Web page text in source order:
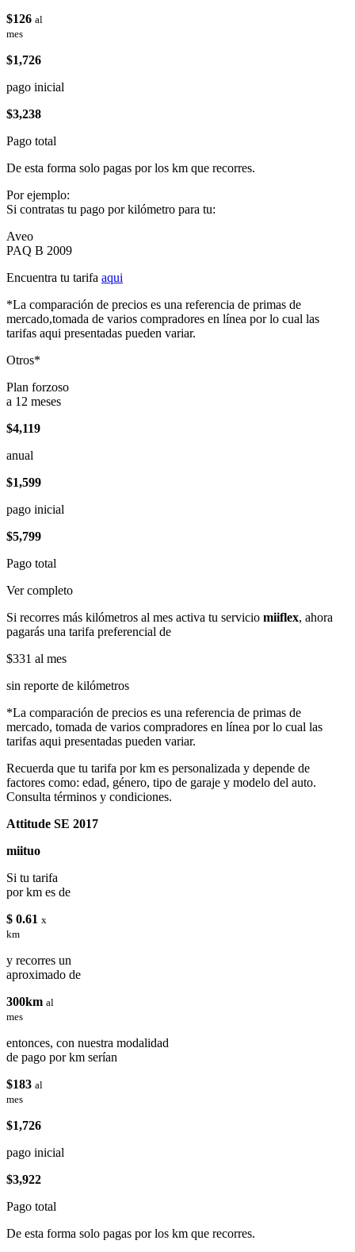
$126 al
mes
$1,726
pago inicial
$3,238
Pago total
De esta forma solo pagas por los km que recorres.
Por ejemplo:
Si contratas tu pago por kilómetro para tu:
Aveo
PAQ B 2009
Encuentra tu tarifa aqui
*La comparación de precios es una referencia de primas de
mercado,tomada de varios compradores en línea por lo cual las
tarifas aqui presentadas pueden variar.
Otros*
Plan forzoso
a 12 meses
$4,119
anual
$1,599
pago inicial
$5,799
Pago total
Ver completo
Si recorres más kilómetros al mes activa tu servicio miiflex, ahora
pagarás una tarifa preferencial de
$331 al mes
sin reporte de kilómetros
*La comparación de precios es una referencia de primas de
mercado, tomada de varios compradores en línea por lo cual las
tarifas aqui presentadas pueden variar.
Recuerda que tu tarifa por km es personalizada y depende de
factores como: edad, género, tipo de garaje y modelo del auto.
Consulta términos y condiciones.
Attitude SE 2017
miituo
Si tu tarifa
por km es de
$ 0.61 x
km
y recorres un
aproximado de
300km al
mes
entonces, con nuestra modalidad
de pago por km serían
$183 al
mes
$1,726
pago inicial
$3,922
Pago total
De esta forma solo pagas por los km que recorres.